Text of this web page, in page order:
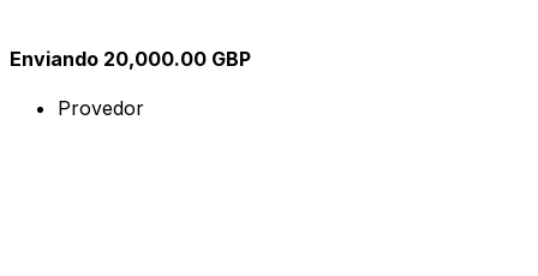
Enviando 20,000.00 GBP
Provedor